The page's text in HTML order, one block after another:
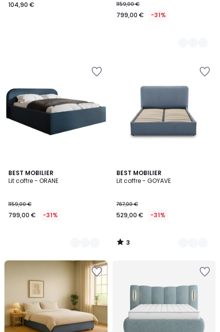
104,90 €
1159,00 €
799,00 € -31%
BEST MOBILIER
Lit coffre - ORANE
1159,00 €
799,00 € -31%
7
Couleurs
BEST MOBILIER
Lit coffre - GOYAVE
767,00 €
529,00 € -31%
3
/
6
Couleurs
3
/